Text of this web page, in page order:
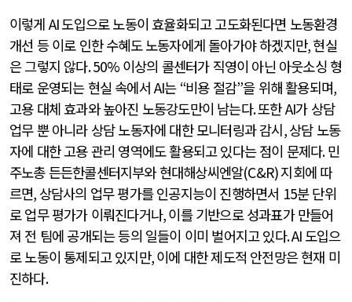
이렇게AI도입으로 노동이 효율화되고 고도화된다면 노동환경
개선 등 이로 인한 수혜도 노동자에게 돌아가야 하겠지만,현실
은 그렇지 않다. 50% 이상의 콜센터가 직영이 아닌 아웃소싱 형
태로 운영되는 현실 속에서AI는 “비용 절감”을 위해 활용되며,
고용 대체 효과와 높아진 노동강도만이 남는다.또한AI가 상담
업무 뿐 아니라 상담 노동자에 대한 모니터링과 감시,상담 노동
자에 대한 고용 관리 영역에도 활용되고 있다는 점이 문제다.민
주노총 든든한콜센터지부와 현대해상씨엔알(C&R)지회에 따
르면, 상담사의 업무 평가를 인공지능이 진행하면서 15분 단위
로 업무 평가가 이뤄진다거나,이를 기반으로 성과표가 만들어
져 전 팀에 공개되는 등의 일들이 이미 벌어지고 있다. AI 도입으
로 노동이 통제되고 있지만,이에 대한 제도적 안전망은 현재 미
진하다.